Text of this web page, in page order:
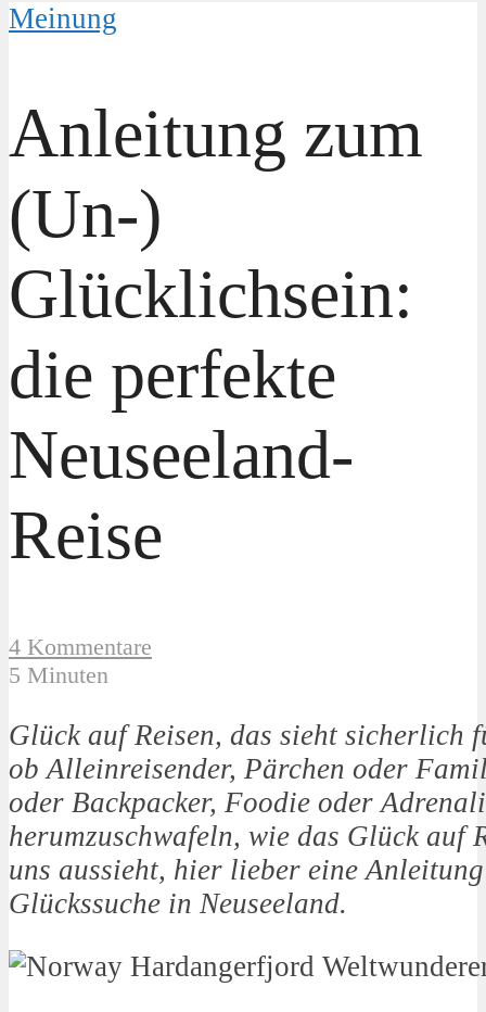
Meinung
Anleitung zum
(Un-)
Glücklichsein:
die perfekte
Neuseeland-
Reise
4 Kommentare
5 Minuten
Glück auf Reisen, das sieht sicherlich
ob Alleinreisender, Pärchen oder
oder Backpacker, Foodie oder
herumzuschwafeln, wie das Glück auf
uns aussieht, hier lieber eine
Glückssuche in Neuseeland.